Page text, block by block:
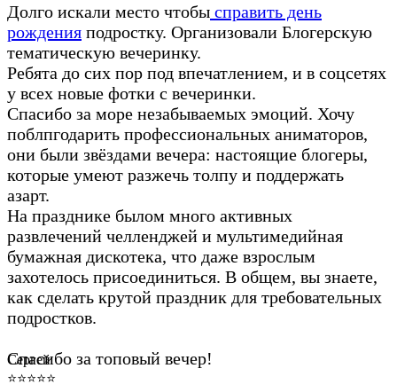
Долго искали место чтобы справить день
рождения подростку. Организовали Блогерскую
тематическую вечеринку.
Ребята до сих пор под впечатлением, и в соцсетях
у всех новые фотки с вечеринки.
Спасибо за море незабываемых эмоций. Хочу
поблпгодарить профессиональных аниматоров,
они были звёздами вечера: настоящие блогеры,
которые умеют разжечь толпу и поддержать
азарт.
На празднике былом много активных
развлечений челленджей и мультимедийная
бумажная дискотека, что даже взрослым
захотелось присоединиться. В общем, вы знаете,
как сделать крутой праздник для требовательных
подростков.
Спасибо за топовый вечер!
Сергей
⭐⭐⭐⭐⭐